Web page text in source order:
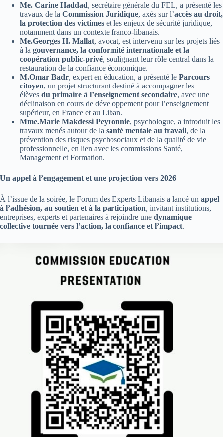
Me. Carine Haddad, secrétaire générale du FEL, a présenté les
travaux de la Commission Juridique, axés sur l’accès au droit,
la protection des victimes et les enjeux de sécurité juridique,
notamment dans un contexte franco-libanais.
Me.Georges H. Mallat, avocat, est intervenu sur les projets liés
à la gouvernance, la conformité internationale et la
coopération public-privé, soulignant leur rôle central dans la
restauration de la confiance économique.
M.Omar Badr, expert en éducation, a présenté le Parcours
citoyen, un projet structurant destiné à accompagner les
élèves du primaire à l’enseignement secondaire, avec une
déclinaison en cours de développement pour l’enseignement
supérieur, en France et au Liban.
Mme.Marie Makdessi Peyronnie, psychologue, a introduit les
travaux menés autour de la santé mentale au travail, de la
prévention des risques psychosociaux et de la qualité de vie
professionnelle, en lien avec les commissions Santé,
Management et Formation.
Un appel à l’engagement et une projection vers 2026
À l’issue de la soirée, le Forum des Experts Libanais a lancé un appel
à l’adhésion, au soutien et à la participation, invitant institutions,
entreprises, experts et partenaires à rejoindre une dynamique
collective tournée vers l’action, la confiance et l’impact.